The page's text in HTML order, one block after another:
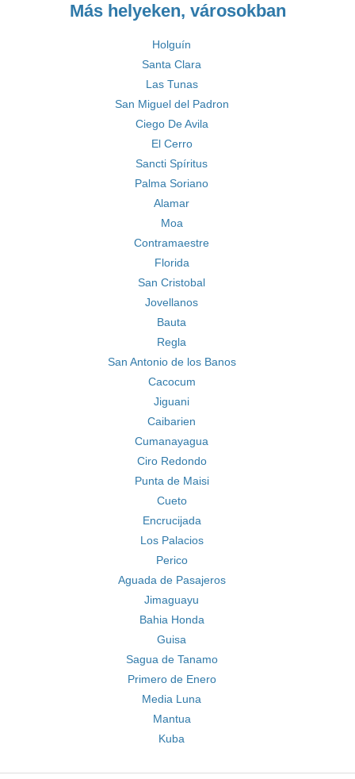
Más helyeken, városokban
Holguín
Santa Clara
Las Tunas
San Miguel del Padron
Ciego De Avila
El Cerro
Sancti Spíritus
Palma Soriano
Alamar
Moa
Contramaestre
Florida
San Cristobal
Jovellanos
Bauta
Regla
San Antonio de los Banos
Cacocum
Jiguani
Caibarien
Cumanayagua
Ciro Redondo
Punta de Maisi
Cueto
Encrucijada
Los Palacios
Perico
Aguada de Pasajeros
Jimaguayu
Bahia Honda
Guisa
Sagua de Tanamo
Primero de Enero
Media Luna
Mantua
Kuba